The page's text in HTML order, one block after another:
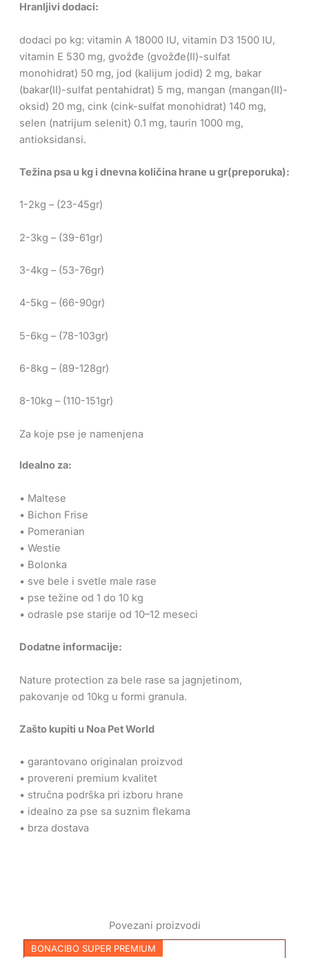
Hranljivi dodaci:
dodaci po kg: vitamin A 18000 IU, vitamin D3 1500 IU,
vitamin E 530 mg, gvožđe (gvožđe(II)-sulfat
monohidrat) 50 mg, jod (kalijum jodid) 2 mg, bakar
(bakar(II)-sulfat pentahidrat) 5 mg, mangan (mangan(II)-
oksid) 20 mg, cink (cink-sulfat monohidrat) 140 mg,
selen (natrijum selenit) 0.1 mg, taurin 1000 mg,
antioksidansi.
Težina psa u kg i dnevna količina hrane u gr(preporuka):
1-2kg – (23-45gr)
2-3kg – (39-61gr)
3-4kg – (53-76gr)
4-5kg – (66-90gr)
5-6kg – (78-103gr)
6-8kg – (89-128gr)
8-10kg – (110-151gr)
Za koje pse je namenjena
Idealno za:
• Maltese
• Bichon Frise
• Pomeranian
• Westie
• Bolonka
• sve bele i svetle male rase
• pse težine od 1 do 10 kg
• odrasle pse starije od 10–12 meseci
Dodatne informacije:
Nature protection za bele rase sa jagnjetinom,
pakovanje od 10kg u formi granula.
Zašto kupiti u Noa Pet World
• garantovano originalan proizvod
• provereni premium kvalitet
• stručna podrška pri izboru hrane
• idealno za pse sa suznim flekama
• brza dostava
Povezani proizvodi
BONACIBO SUPER PREMIUM